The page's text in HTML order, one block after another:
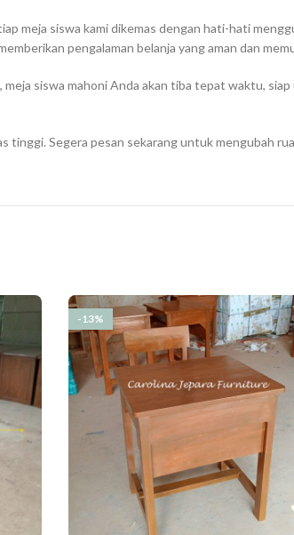
meja siswa kami dikemas dengan hati-hati
pengalaman belanja yang aman dan
siswa mahoni Anda akan tiba tepat waktu,
tinggi. Segera pesan sekarang untuk mengubah
-13%